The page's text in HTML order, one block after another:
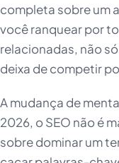
completa sobre um
você ranquear por
relacionadas, não
deixa de competir
A mudança de
2026, o SEO não é
sobre dominar um